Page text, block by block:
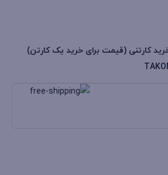
کارتنی (قیمت برای خرید یک کارتن)